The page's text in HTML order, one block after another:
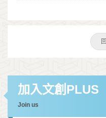
加入文創PLUS
Join us